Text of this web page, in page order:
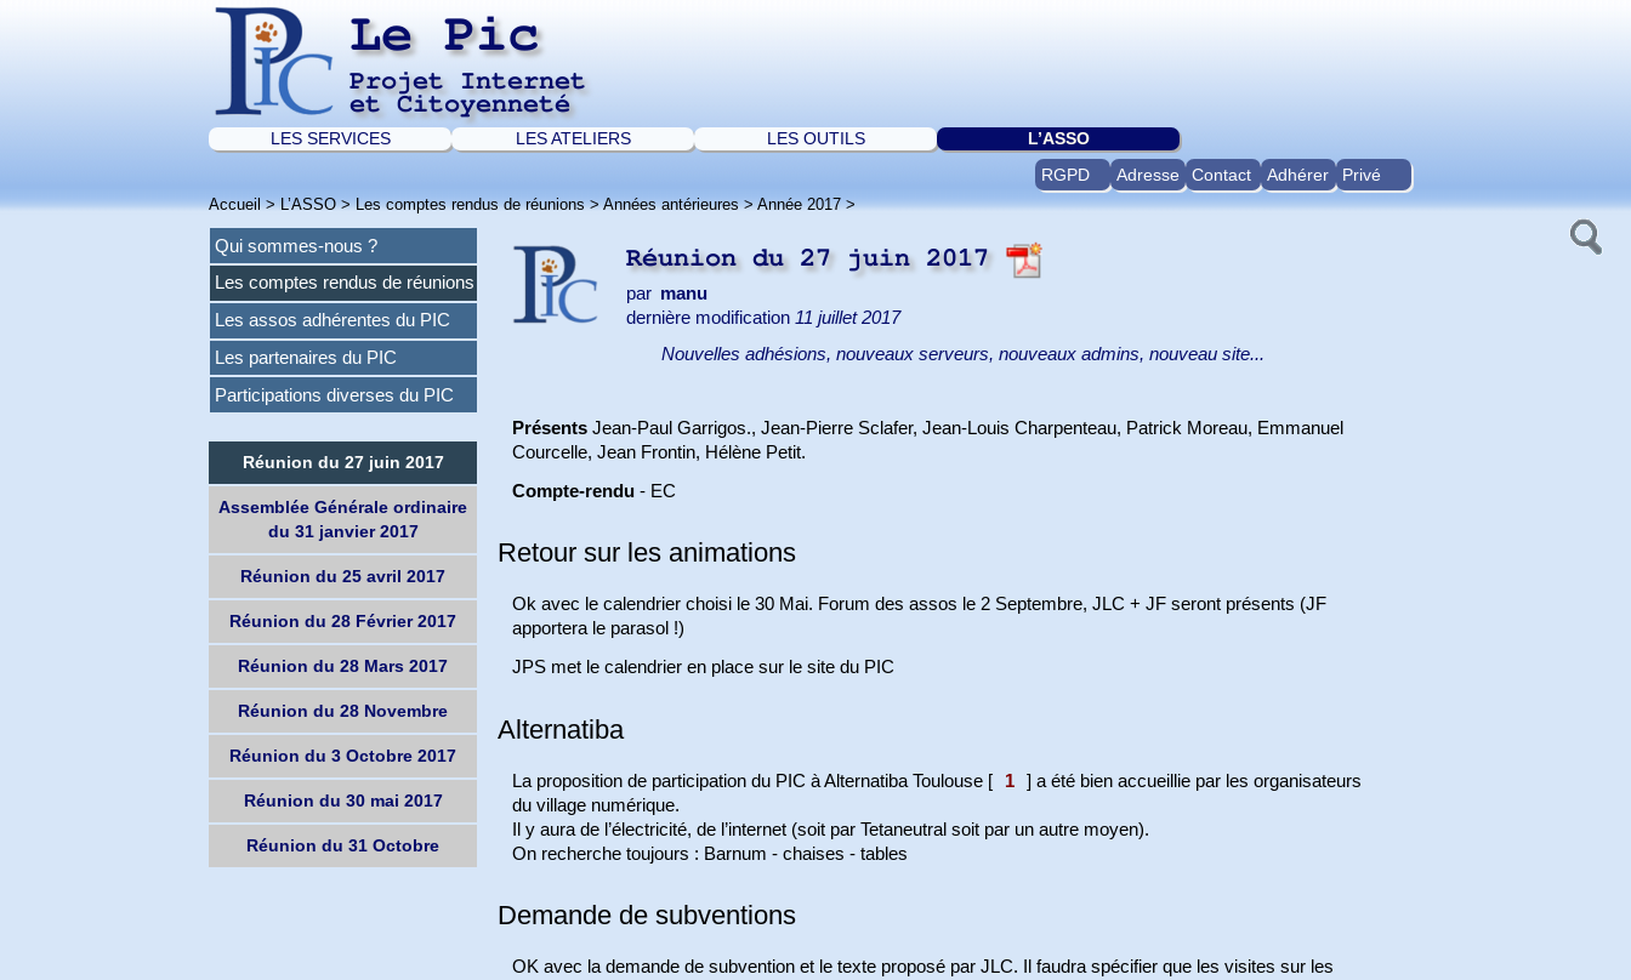
Le Pic
Projet Internet
et Citoyenneté
LES SERVICES LES ATELIERS LES OUTILS
L’ASSO
RGPD
Adresse Contact Adhérer Privé
Accueil>L’ASSO>Les comptes rendus de réunions>Années antérieures>Année 2017>
Qui sommes-nous ?
Les comptes rendus de réunions
Les assos adhérentes du PIC
Les partenaires du PIC
Participations diverses du PIC
Réunion du 27 juin 2017
Assemblée Générale ordinaire
du 31 janvier 2017
Réunion du 25 avril 2017
Réunion du 28 Février 2017
Réunion du 28 Mars 2017
Réunion du 28 Novembre
Réunion du 3 Octobre 2017
Réunion du 30 mai 2017
Réunion du 31 Octobre
Réunion du 27 juin 2017
par manu
dernière modification 11 juillet 2017
Nouvelles adhésions, nouveaux serveurs, nouveaux admins, nouveau site...
PrésentsJean-Paul Garrigos., Jean-Pierre Sclafer, Jean-Louis Charpenteau, Patrick Moreau, Emmanuel
Courcelle, Jean Frontin, Hélène Petit.
Compte-rendu- EC
Retour sur les animations
Ok avec le calendrier choisi le 30 Mai. Forum des assos le 2 Septembre, JLC + JF seront présents (JF
apportera le parasol !)
JPS met le calendrier en place sur le site du PIC
Alternatiba
La proposition de participation du PIC à Alternatiba Toulouse[ 1 ] a été bien accueillie par les organisateurs
du village numérique.
Il y aura de l’électricité, de l’internet (soit par Tetaneutral soit par un autre moyen).
On recherche toujours : Barnum - chaises - tables
Demande de subventions
OK avec la demande de subvention et le texte proposé par JLC. Il faudra spécifier que les visites sur les